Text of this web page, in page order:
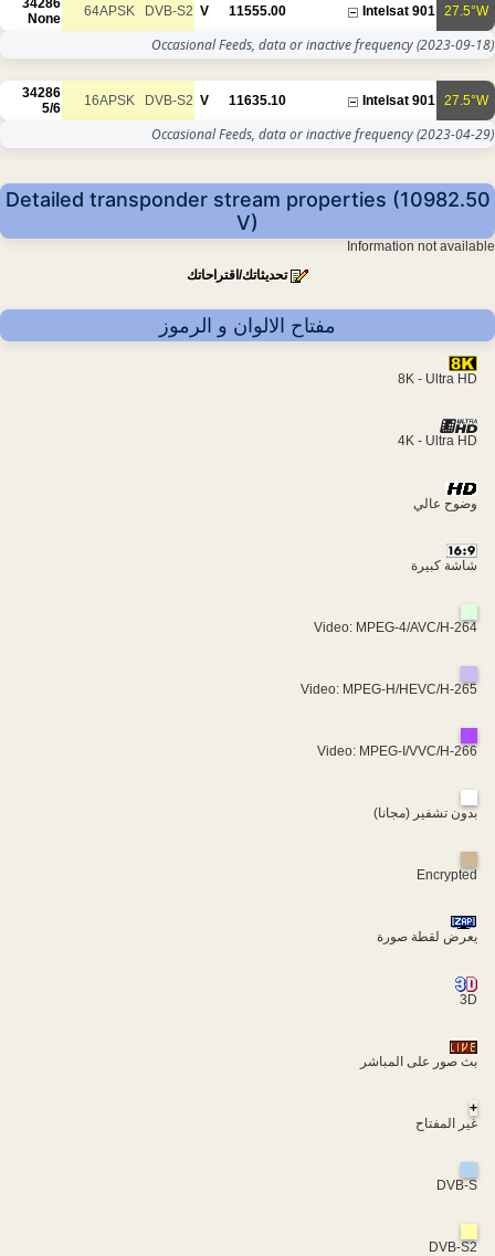
27.5°W
Intelsat 901
11555.00
V
DVB-S2
64APSK
34286
None
Occasional Feeds, data or inactive frequency(2023-09-18)
27.5°W
Intelsat 901
11635.10
V
DVB-S2
16APSK
34286
5/6
Occasional Feeds, data or inactive frequency(2023-04-29)
Detailed transponder stream properties (10982.50
V)
Information not available
تحديثاتك/اقتراحاتك
مفتاح الالوان و الرموز
8K - Ultra HD
4K - Ultra HD
وضوح عالي
شاشة كبيرة
Video: MPEG-4/AVC/H-264
Video: MPEG-H/HEVC/H-265
Video: MPEG-I/VVC/H-266
بدون تشفير (مجانا)
Encrypted
يعرض لقطة صورة
3D
بث صور على المباشر
+
غير المفتاح
DVB-S
DVB-S2